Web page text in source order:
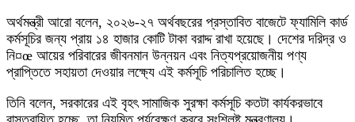
অর্থমন্ত্রী আরো বলেন, ২০২৬-২৭ অর্থবছরের প্রস্তাবিত বাজেটে ফ্যামিলি কার্ড
কর্মসূচির জন্য প্রায় ১৪ হাজার কোটি টাকা বরাদ্দ রাখা হয়েছে। দেশের দরিদ্র ও
নি¤œ আয়ের পরিবারের জীবনমান উন্নয়ন এবং নিত্যপ্রয়োজনীয় পণ্য
প্রাপ্তিতে সহায়তা দেওয়ার লক্ষ্যে এই কর্মসূচি পরিচালিত হচ্ছে।
তিনি বলেন, সরকারের এই বৃহৎ সামাজিক সুরক্ষা কর্মসূচি কতটা কার্যকরভাবে